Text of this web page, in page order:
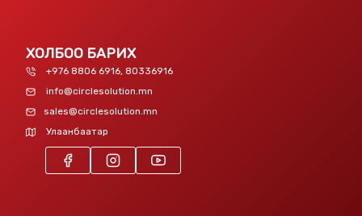
ХОЛБОО БАРИХ
+976 8806 6916, 80336916
info@circlesolution.mn
sales@circlesolution.mn
Улаанбаатар